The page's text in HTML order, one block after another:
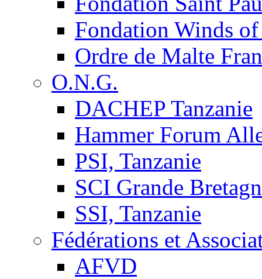
Fondation Winds
Ordre de Malte
O.N.G.
DACHEP Tanzanie
Hammer Forum
PSI, Tanzanie
SCI Grande
SSI, Tanzanie
Fédérations et
AFVD